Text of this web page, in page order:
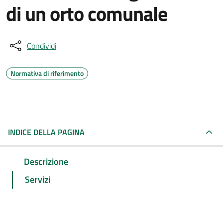
di un orto comunale
Condividi
Normativa di riferimento
INDICE DELLA PAGINA
Descrizione
Servizi